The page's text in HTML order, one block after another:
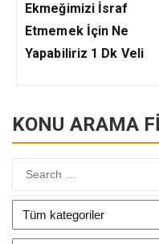
Ekmeğimizi İsraf
Etmemek İçin Ne
Yapabiliriz 1 Dk Veli
KONU ARAMA